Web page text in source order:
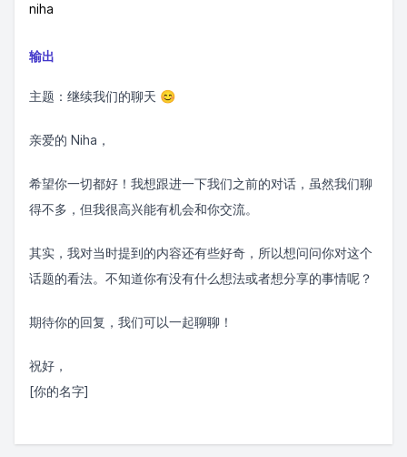
niha
输出
主题：继续我们的聊天 😊
亲爱的 Niha，
希望你一切都好！我想跟进一下我们之前的对话，虽然我们聊
得不多，但我很高兴能有机会和你交流。
其实，我对当时提到的内容还有些好奇，所以想问问你对这个
话题的看法。不知道你有没有什么想法或者想分享的事情呢？
期待你的回复，我们可以一起聊聊！
祝好，
[你的名字]